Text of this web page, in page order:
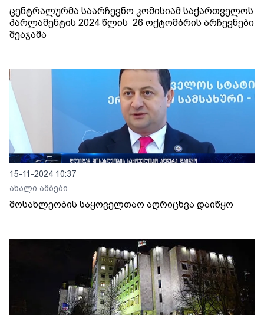
ცენტრალურმა საარჩევნო კომისიამ საქართველოს
პარლამენტის 2024 წლის 26 ოქტომბრის არჩევნები
შეაჯამა
15-11-2024 10:37
ახალი ამბები
მოსახლეობის საყოველთაო აღრიცხვა დაიწყო